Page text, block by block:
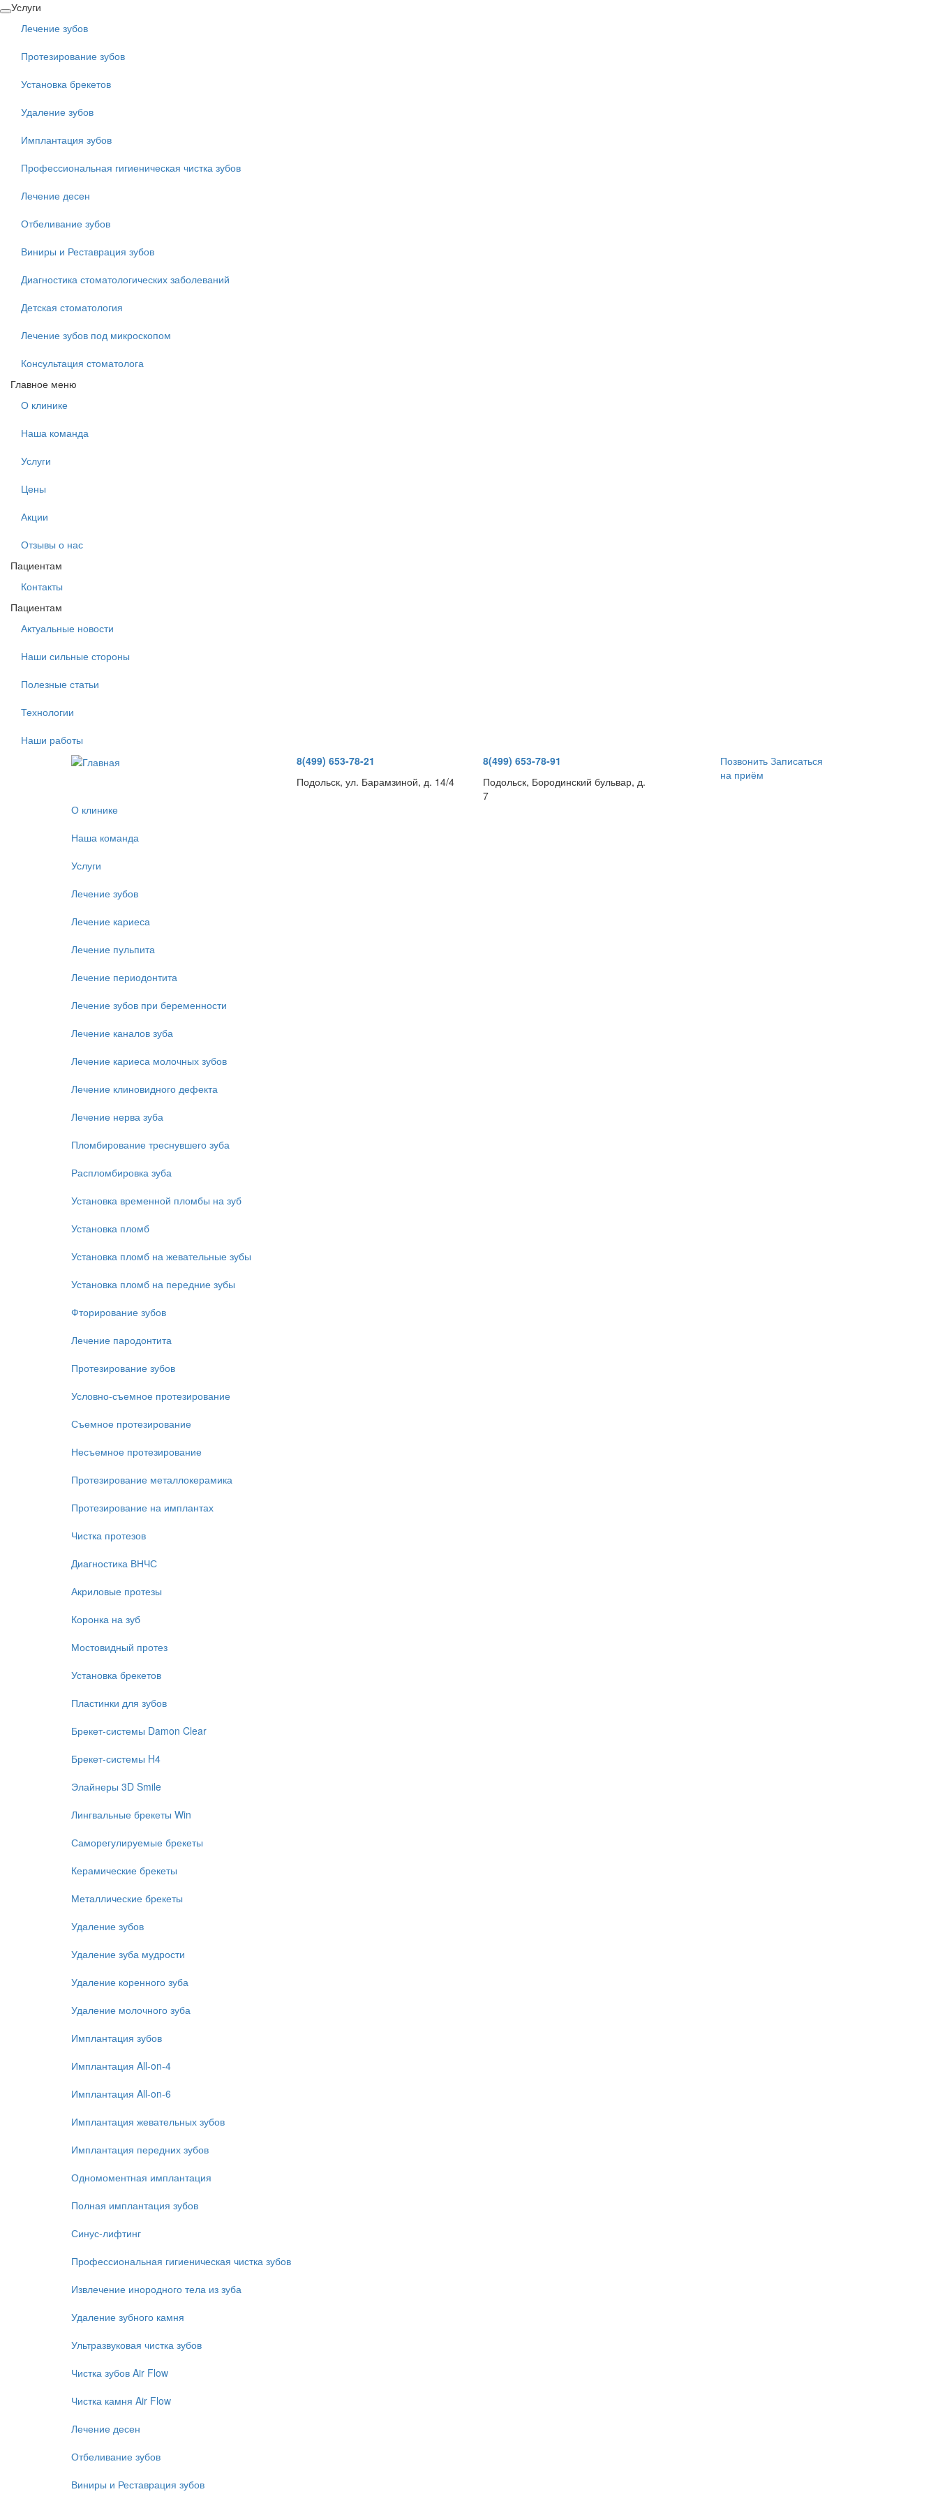
Перейти
основному
Услуги
Лечение зубов
Протезирование зубов
Установка брекетов
Удаление зубов
Имплантация зубов
Профессиональная гигиеническая чистка зубов
Лечение десен
Отбеливание зубов
Виниры и Реставрация зубов
Диагностика стоматологических заболеваний
Детская стоматология
Лечение зубов под микроскопом
Консультация стоматолога
Главное меню
О клинике
Наша команда
Услуги
Цены
Акции
Отзывы о нас
Пациентам
Контакты
Пациентам
Актуальные новости
Наши сильные стороны
Полезные статьи
Технологии
Наши работы
8(499) 653-78-21
Подольск, ул. Барамзиной, д. 14/4
8(499) 653-78-91
Подольск, Бородинский бульвар, д.
7
Позвонить Записаться
на приём
О клинике
Наша команда
Услуги
Лечение зубов
Лечение кариеса
Лечение пульпита
Лечение периодонтита
Лечение зубов при беременности
Лечение каналов зуба
Лечение кариеса молочных зубов
Лечение клиновидного дефекта
Лечение нерва зуба
Пломбирование треснувшего зуба
Распломбировка зуба
Установка временной пломбы на зуб
Установка пломб
Установка пломб на жевательные зубы
Установка пломб на передние зубы
Фторирование зубов
Лечение пародонтита
Протезирование зубов
Условно-съемное протезирование
Съемное протезирование
Несъемное протезирование
Протезирование металлокерамика
Протезирование на имплантах
Чистка протезов
Диагностика ВНЧС
Акриловые протезы
Коронка на зуб
Мостовидный протез
Установка брекетов
Пластинки для зубов
Брекет-системы Damon Clear
Брекет-системы H4
Элайнеры 3D Smile
Лингвальные брекеты Win
Саморегулируемые брекеты
Керамические брекеты
Металлические брекеты
Удаление зубов
Удаление зуба мудрости
Удаление коренного зуба
Удаление молочного зуба
Имплантация зубов
Имплантация All-on-4
Имплантация All-on-6
Имплантация жевательных зубов
Имплантация передних зубов
Одномоментная имплантация
Полная имплантация зубов
Синус-лифтинг
Профессиональная гигиеническая чистка зубов
Извлечение инородного тела из зуба
Удаление зубного камня
Ультразвуковая чистка зубов
Чистка зубов Air Flow
Чистка камня Air Flow
Лечение десен
Отбеливание зубов
Виниры и Реставрация зубов